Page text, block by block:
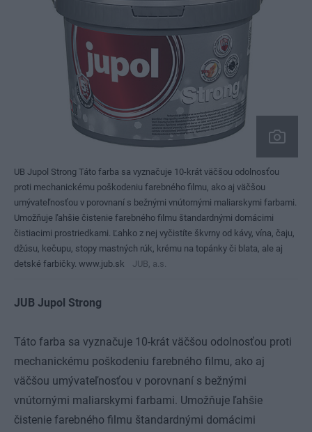
UB Jupol Strong Táto farba sa vyznačuje 10-krát väčšou odolnosťou
proti mechanickému poškodeniu farebného filmu, ako aj väčšou
umývateľnosťou v porovnaní s bežnými vnútornými maliarskymi farbami.
Umožňuje ľahšie čistenie farebného filmu štandardnými domácimi
čistiacimi prostriedkami. Ľahko z nej vyčistíte škvrny od kávy, vína, čaju,
džúsu, kečupu, stopy mastných rúk, krému na topánky či blata, ale aj
detské farbičky. www.jub.sk
JUB, a.s.
JUB Jupol Strong
Táto farba sa vyznačuje 10-krát väčšou odolnosťou proti
mechanickému poškodeniu farebného filmu, ako aj
väčšou umývateľnosťou v porovnaní s bežnými
vnútornými maliarskymi farbami. Umožňuje ľahšie
čistenie farebného filmu štandardnými domácimi